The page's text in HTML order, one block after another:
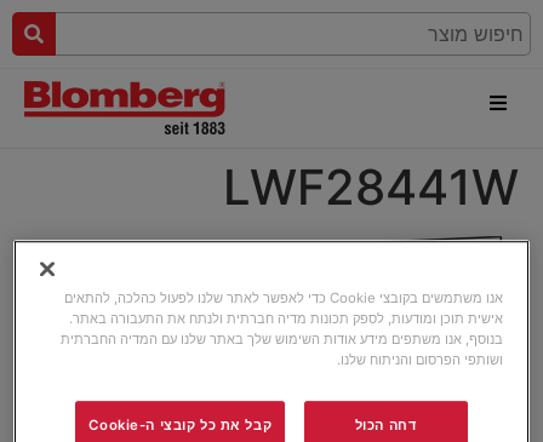
LWF28441W
אנו משתמשים בקובצי Cookie כדי לאפשר לאתר שלנו לפעול כהלכה, להתאים
אישית תוכן ומודעות, לספק תכונות מדיה חברתית ולנתח את התעבורה באתר.
בנוסף, אנו משתפים מידע אודות השימוש שלך באתר שלנו עם המדיה החברתית
ושותפי הפרסום והניתוח שלנו.
דחה הכול קבל את כל קובצי ה-Cookie